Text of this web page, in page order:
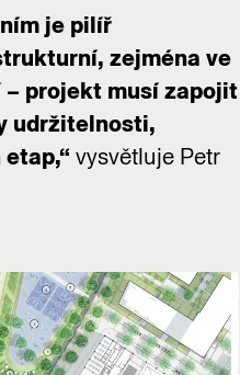
je pilíř
zejména ve
projekt musí zapojit
udržitelnosti,
vysvětluje Petr